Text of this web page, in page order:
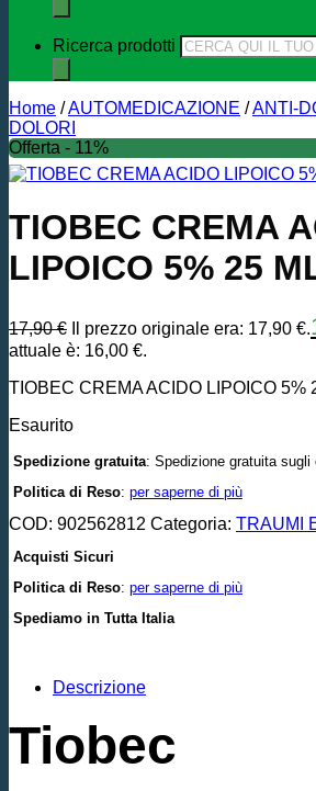
Ricerca prodotti
Home /AUTOMEDICAZIONE /ANTI-
DOLORI
Offerta - 11%
TIOBEC CREMA
LIPOICO 5% 25
17,90€ Il prezzo originale era: 17,90 €.
attuale è: 16,00 €.
TIOBEC CREMA ACIDO LIPOICO 5%
Esaurito
Spedizione gratuita: Spedizione gratuita sugli
Politica di Reso: per saperne di più
COD: 902562812 Categoria: TRAUMI
Acquisti Sicuri
Politica di Reso: per saperne di più
Spediamo in Tutta Italia
Descrizione
Tiobec